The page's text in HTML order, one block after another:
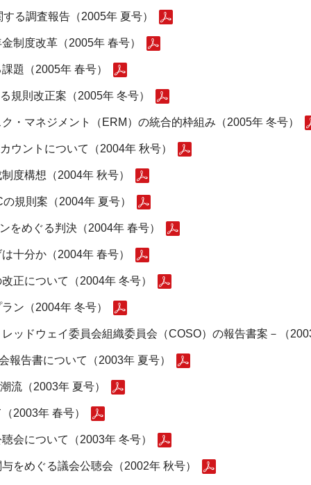
る調査報告（2005年 夏号）
制度改革（2005年 春号）
題（2005年 春号）
規則改正案（2005年 冬号）
・マネジメント（ERM）の統合的枠組み（2005年 冬号）
ウントについて（2004年 秋号）
度構想（2004年 秋号）
規則案（2004年 夏号）
をめぐる判決（2004年 春号）
十分か（2004年 春号）
正について（2004年 冬号）
ン（2004年 冬号）
ッドウェイ委員会組織委員会（COSO）の報告書案－（
報告書について（2003年 夏号）
流（2003年 夏号）
2003年 春号）
会について（2003年 冬号）
をめぐる議会公聴会（2002年 秋号）